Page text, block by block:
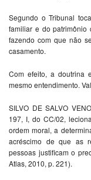
Segundo o Tribunal
familiar e do
fazendo com que não
casamento.
Com efeito, a doutrina
mesmo entendimento.
SILVO DE SALVO
197, I, do CC/02,
ordem moral, a
acréscimo de que as
pessoas justificam o
Atlas, 2010, p. 221).